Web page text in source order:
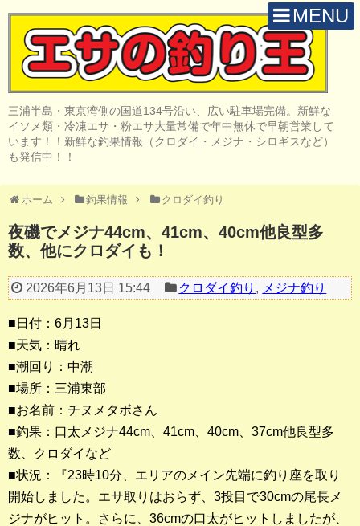
MENU
三浦半島・東京湾側の国道134号沿い、広い駐車場完備。新鮮な
イソメ類・冷凍エサ・粉エサ大量常備で年中無休で早朝営業して
います！！新鮮な釣果情報（クロダイ・メジナ・シロギスなど）
も発信中！！
ホーム 釣果情報 クロダイ釣り
夜磯でメジナ44cm、41cm、40cm他良型多
数、他にクロダイも！
2026年6月13日 15:44 クロダイ釣り , メジナ釣り
■日付：6月13日
■天気：晴れ
■潮回り：中潮
■場所：三浦東部
■お名前：チヌメタボさん
■釣果：口太メジナ44cm、41cm、40cm、37cm他良型多
数、クロダイなど
■状況：『23時10分、エリアのメイン先端に釣り座を取り
開始しました。エサ取りはおらず、3投目で30cmの尾長メ
ジナがヒット。さらに、36cmの口太がヒットしましたが、
H O M E
取 扱 商 品
釣 果 情 報
投げ・堤防釣り
陸っぱりルアー
船・ボート釣り
その他の釣り
釣果ランキング
2023年 クロダイ部門
2023年 メジナ部門
歴代釣果ランキング
クロダイ部門